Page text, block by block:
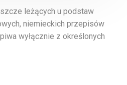
leżących u podstaw
niemieckich przepisów
wyłącznie z określonych